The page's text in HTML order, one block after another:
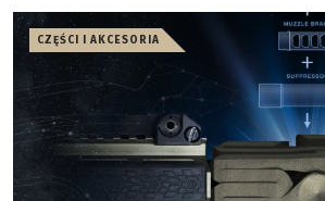
CZĘŚCI I AKCESORIA